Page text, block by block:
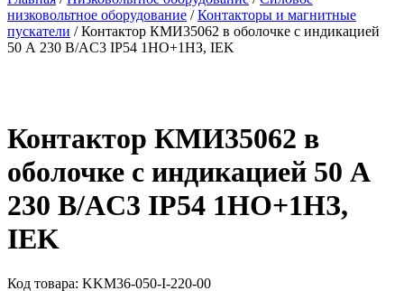
низковольтное оборудование /Контакторы и магнитные
пускатели / Контактор КМИ35062 в оболочке с индикацией
50 А 230 В/AC3 IP54 1НО+1НЗ, IEK
Контактор КМИ35062 в
оболочке с индикацией 50 А
230 В/AC3 IP54 1НО+1НЗ,
IEK
Код товара: KKM36-050-I-220-00